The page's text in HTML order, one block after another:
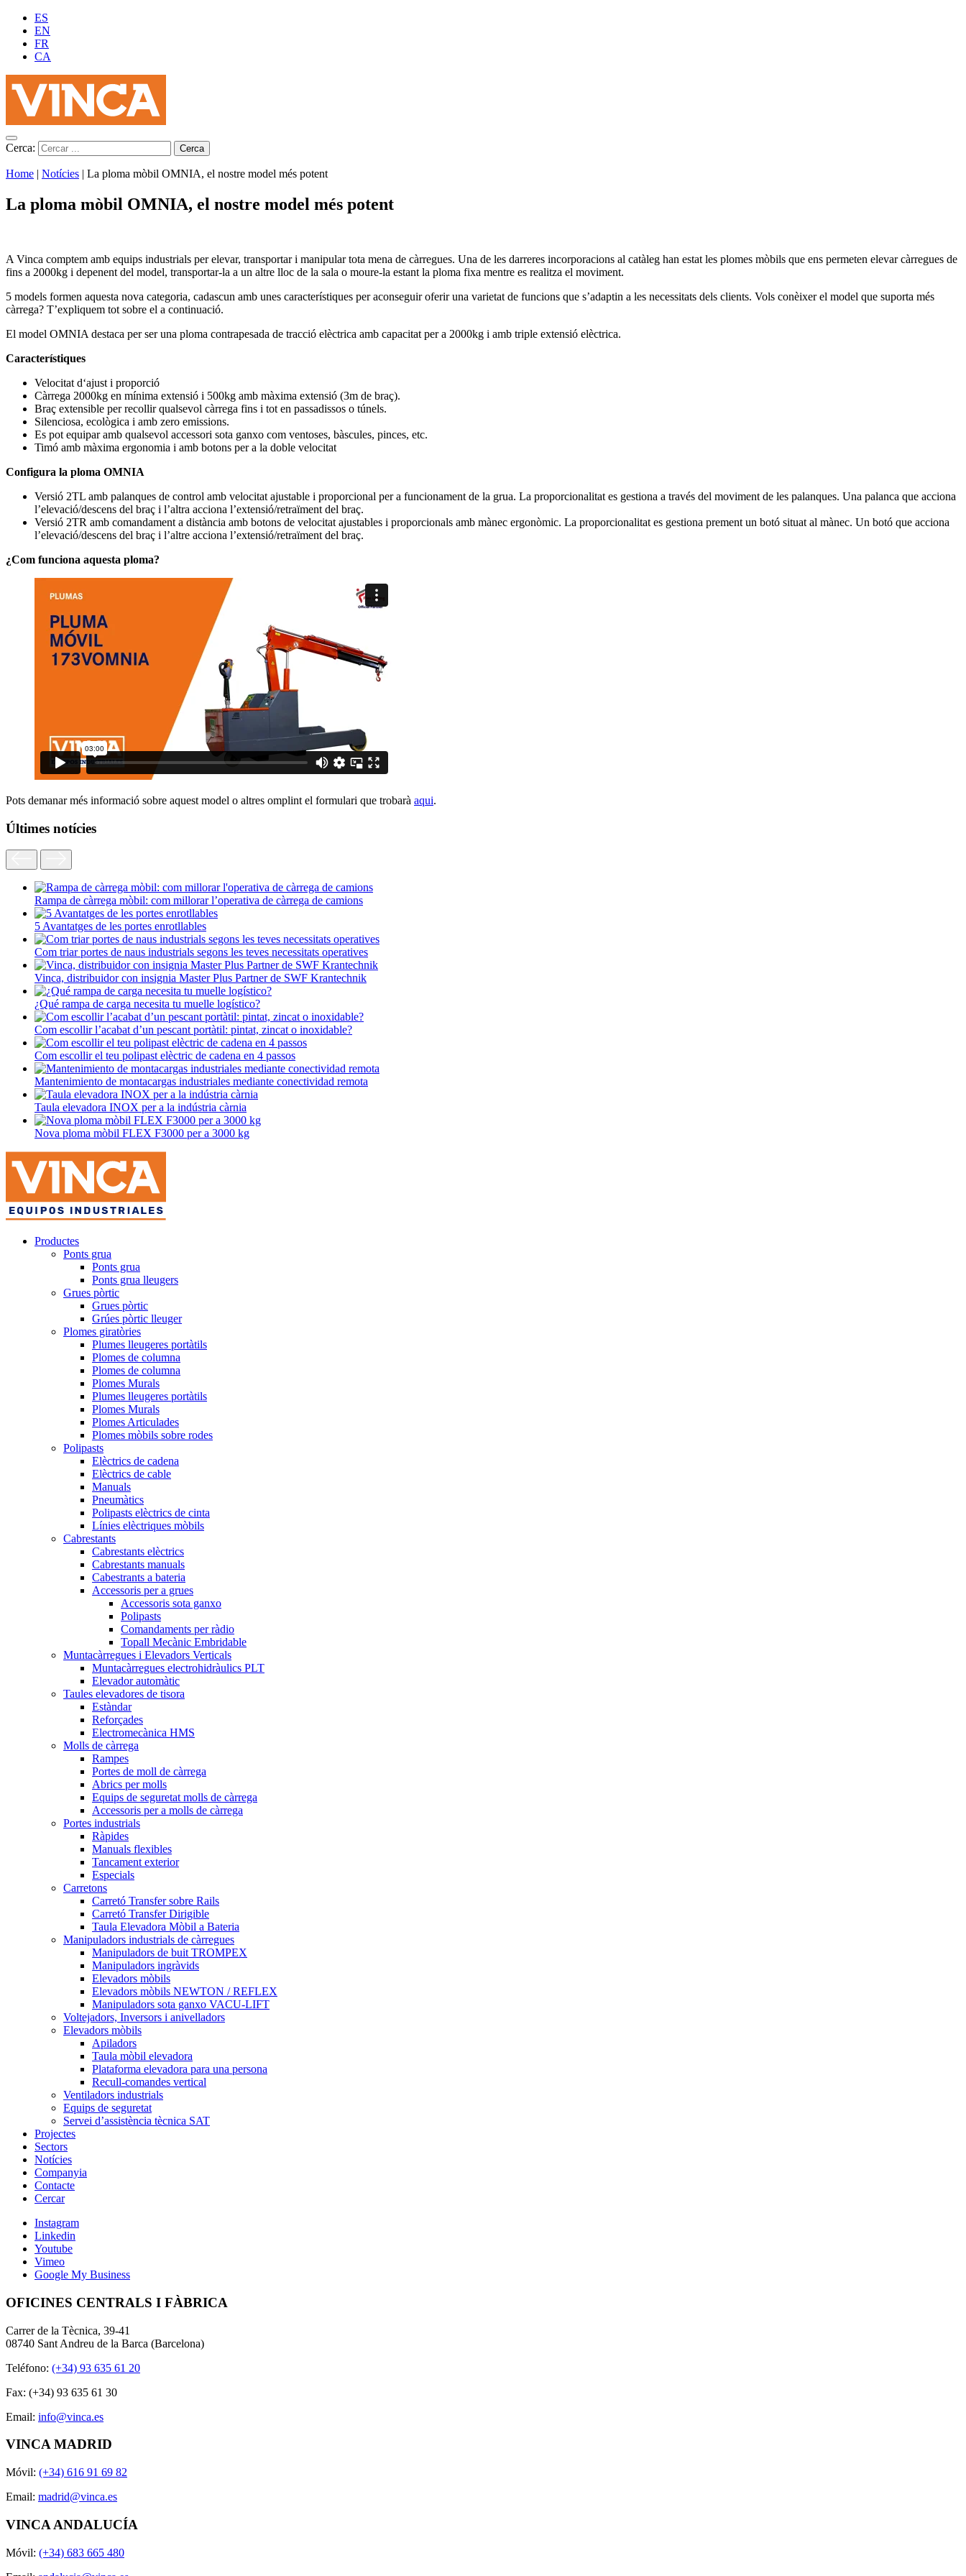
ES
EN
FR
CA
Cerca:
Home | Notícies | La ploma mòbil OMNIA, el nostre model més potent
La ploma mòbil OMNIA, el nostre model més potent
A Vinca comptem amb equips industrials per elevar, transportar i manipular tota mena de càrregues. Una de les darreres incorporacions al catàleg han estat les plomes mòbils que ens permeten elevar càrregues de
fins a 2000kg i depenent del model, transportar-la a un altre lloc de la sala o moure-la estant la ploma fixa mentre es realitza el moviment.
5 models formen aquesta nova categoria, cadascun amb unes característiques per aconseguir oferir una varietat de funcions que s’adaptin a les necessitats dels clients. Vols conèixer el model que suporta més
càrrega? T’expliquem tot sobre el a continuació.
El model OMNIA destaca per ser una ploma contrapesada de tracció elèctrica amb capacitat per a 2000kg i amb triple extensió elèctrica.
Característiques
Velocitat dʻajust i proporció
Càrrega 2000kg en mínima extensió i 500kg amb màxima extensió (3m de braç).
Braç extensible per recollir qualsevol càrrega fins i tot en passadissos o túnels.
Silenciosa, ecològica i amb zero emissions.
Es pot equipar amb qualsevol accessori sota ganxo com ventoses, bàscules, pinces, etc.
Timó amb màxima ergonomia i amb botons per a la doble velocitat
Configura la ploma OMNIA
Versió 2TL amb palanques de control amb velocitat ajustable i proporcional per a funcionament de la grua. La proporcionalitat es gestiona a través del moviment de les palanques. Una palanca que acciona
l’elevació/descens del braç i l’altra acciona l’extensió/retraïment del braç.
Versió 2TR amb comandament a distància amb botons de velocitat ajustables i proporcionals amb mànec ergonòmic. La proporcionalitat es gestiona prement un botó situat al mànec. Un botó que acciona
l’elevació/descens del braç i l’altre acciona l’extensió/retraïment del braç.
¿Com funciona aquesta ploma?
Pots demanar més informació sobre aquest model o altres omplint el formulari que trobarà aqui.
Últimes notícies
Rampa de càrrega mòbil: com millorar l’operativa de càrrega de camions
5 Avantatges de les portes enrotllables
Com triar portes de naus industrials segons les teves necessitats operatives
Vinca, distribuidor con insignia Master Plus Partner de SWF Krantechnik
¿Qué rampa de carga necesita tu muelle logístico?
Com escollir l’acabat d’un pescant portàtil: pintat, zincat o inoxidable?
Com escollir el teu polipast elèctric de cadena en 4 passos
Mantenimiento de montacargas industriales mediante conectividad remota
Taula elevadora INOX per a la indústria càrnia
Nova ploma mòbil FLEX F3000 per a 3000 kg
Productes
Ponts grua
Ponts grua
Ponts grua lleugers
Grues pòrtic
Grues pòrtic
Grúes pòrtic lleuger
Plomes giratòries
Plumes lleugeres portàtils
Plomes de columna
Plomes de columna
Plomes Murals
Plumes lleugeres portàtils
Plomes Murals
Plomes Articulades
Plomes mòbils sobre rodes
Polipasts
Elèctrics de cadena
Elèctrics de cable
Manuals
Pneumàtics
Polipasts elèctrics de cinta
Línies elèctriques mòbils
Cabrestants
Cabrestants elèctrics
Cabrestants manuals
Cabestrants a bateria
Accessoris per a grues
Accessoris sota ganxo
Polipasts
Comandaments per ràdio
Topall Mecànic Embridable
Muntacàrregues i Elevadors Verticals
Muntacàrregues electrohidràulics PLT
Elevador automàtic
Taules elevadores de tisora
Estàndar
Reforçades
Electromecànica HMS
Molls de càrrega
Rampes
Portes de moll de càrrega
Abrics per molls
Equips de seguretat molls de càrrega
Accessoris per a molls de càrrega
Portes industrials
Ràpides
Manuals flexibles
Tancament exterior
Especials
Carretons
Carretó Transfer sobre Rails
Carretó Transfer Dirigible
Taula Elevadora Mòbil a Bateria
Manipuladors industrials de càrregues
Manipuladors de buit TROMPEX
Manipuladors ingràvids
Elevadors mòbils
Elevadors mòbils NEWTON / REFLEX
Manipuladors sota ganxo VACU-LIFT
Voltejadors, Inversors i anivelladors
Elevadors mòbils
Apiladors
Taula mòbil elevadora
Plataforma elevadora para una persona
Recull-comandes vertical
Ventiladors industrials
Equips de seguretat
Servei d’assistència tècnica SAT
Projectes
Sectors
Notícies
Companyia
Contacte
Cercar
Instagram
Linkedin
Youtube
Vimeo
Google My Business
OFICINES CENTRALS I FÀBRICA
Carrer de la Tècnica, 39-41
08740 Sant Andreu de la Barca (Barcelona)
Teléfono: (+34) 93 635 61 20
Fax: (+34) 93 635 61 30
Email: info@vinca.es
VINCA MADRID
Móvil: (+34) 616 91 69 82
Email: madrid@vinca.es
VINCA ANDALUCÍA
Móvil: (+34) 683 665 480